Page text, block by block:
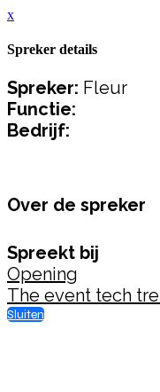
x
Spreker details
Spreker: Fleur
Functie:
Bedrijf:
Over de spreker
Spreekt bij
Opening
The event tech
Sluiten